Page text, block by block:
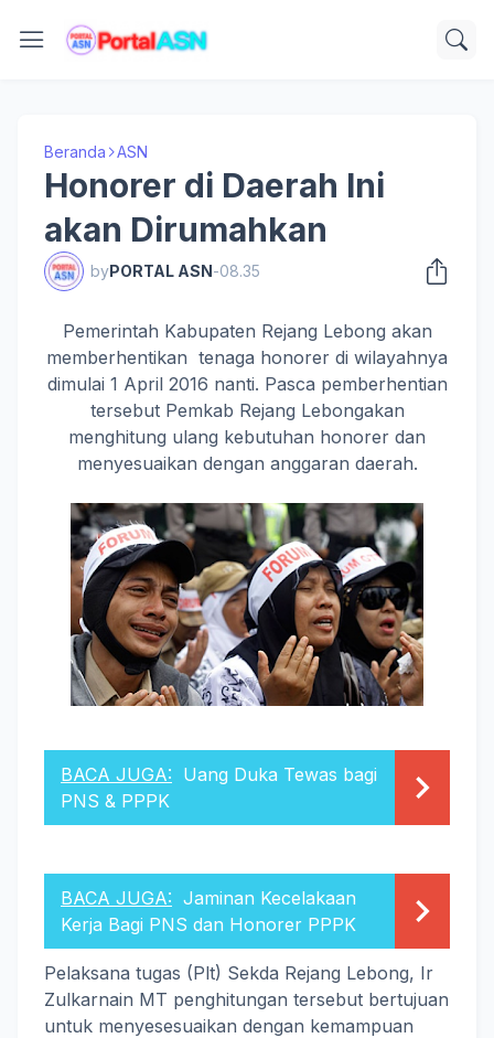
Beranda ASN
Honorer di Daerah Ini
akan Dirumahkan
byPORTAL ASN-08.35
Pemerintah Kabupaten Rejang Lebong akan
memberhentikan tenaga honorer di wilayahnya
dimulai 1 April 2016 nanti. Pasca pemberhentian
tersebut Pemkab Rejang Lebongakan
menghitung ulang kebutuhan honorer dan
menyesuaikan dengan anggaran daerah.
BACA JUGA: Uang Duka Tewas bagi
PNS & PPPK
BACA JUGA: Jaminan Kecelakaan
Kerja Bagi PNS dan Honorer PPPK
Pelaksana tugas (Plt) Sekda Rejang Lebong, Ir
Zulkarnain MT penghitungan tersebut bertujuan
untuk menyesesuaikan dengan kemampuan